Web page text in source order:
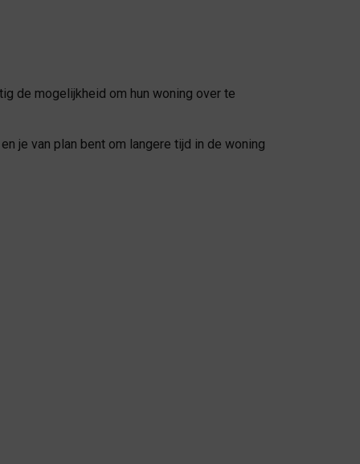
de mogelijkheid om hun woning over te
je van plan bent om langere tijd in de woning